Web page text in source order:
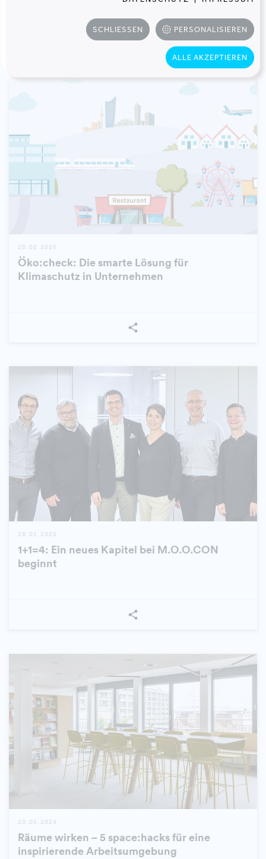
20.02.2025
Öko:check: Die smarte Lösung für
Klimaschutz in Unternehmen
28.01.2025
1+1=4: Ein neues Kapitel bei M.O.O.CON
beginnt
20.05.2024
Räume wirken – 5 space:hacks für eine
inspirierende Arbeitsumgebung
SCHLIESSEN PERSONALISIEREN
ALLE AKZEPTIEREN